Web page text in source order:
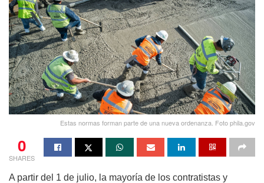
Estas normas forman parte de una nueva ordenanza. Foto phila.gov
0
SHARES
A partir del 1 de julio, la mayoría de los contratistas y